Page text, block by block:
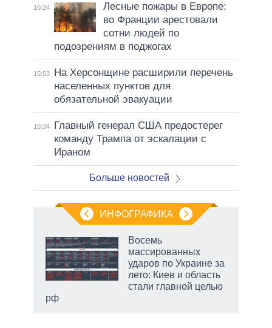
16:24
Лесные пожары в Европе:
во Франции арестовали
сотни людей по
подозрениям в поджогах
15:53
На Херсонщине расширили перечень
населенных пунктов для
обязательной эвакуации
15:34
Главный генерал США предостерег
команду Трампа от эскалации с
Ираном
Больше новостей
ИНФОГРАФИКА
Восемь
массированных
ударов по Украине за
лето: Киев и область
стали главной целью
рф